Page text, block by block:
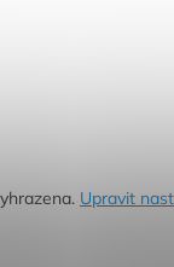
Upravit